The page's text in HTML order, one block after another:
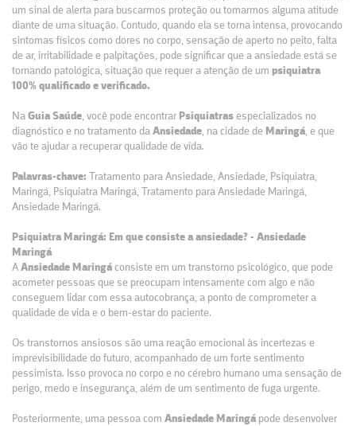
um sinal de alerta para buscarmos proteção ou tomarmos alguma atitude
diante de uma situação. Contudo, quando ela se torna intensa, provocando
sintomas físicos como dores no corpo, sensação de aperto no peito, falta
de ar, irritabilidade e palpitações, pode significar que a ansiedade está se
tornando patológica, situação que requer a atenção de um psiquiatra
100% qualificado e verificado.
Na Guia Saúde, você pode encontrar Psiquiatras especializados no
diagnóstico e no tratamento da Ansiedade, na cidade de Maringá, e que
vão te ajudar a recuperar qualidade de vida.
Palavras-chave: Tratamento para Ansiedade, Ansiedade, Psiquiatra,
Maringá, Psiquiatra Maringá, Tratamento para Ansiedade Maringá,
Ansiedade Maringá.
Psiquiatra Maringá: Em que consiste a ansiedade? - Ansiedade
Maringá
A Ansiedade Maringáconsiste em um transtorno psicológico, que pode
acometer pessoas que se preocupam intensamente com algo e não
conseguem lidar com essa autocobrança, a ponto de comprometer a
qualidade de vida e o bem-estar do paciente.
Os transtornos ansiosos são uma reação emocional às incertezas e
imprevisibilidade do futuro, acompanhado de um forte sentimento
pessimista. Isso provoca no corpo e no cérebro humano uma sensação de
perigo, medo e insegurança, além de um sentimento de fuga urgente.
Posteriormente, uma pessoa com Ansiedade Maringápode desenvolver